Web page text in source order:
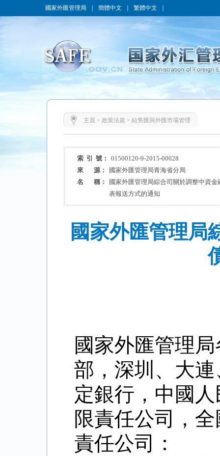
國家外匯管理局 簡體中文 繁體中文
主頁 > 政策法規 > 結售匯與外匯市場管理
索 引 號：
01500120-9-2015-00028
來 源：
國家外匯管理局青海省分局
名 稱：
國家外匯管理局綜合司關於調整中資
表報送方式的通知
國家外匯管理局
國家外匯管理
部，深圳、大
定銀行，中國
限責任公司，
責任公司：